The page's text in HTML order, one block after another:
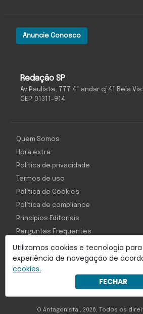
Utilizamos cookies e tecnologia
experiência de navegação de
cookies.
FECHAR
Redação SP
Av Paulista, 777 4º andar cj 41 Bela
CEP: 01311-914
Anuncie Conosco
Com inteligência e tecnologia:
Object1ve - Marketing Solution
Quem Somos
Hora extra
Política de privacidade
Termos de uso
Política de Cookies
Política de compliance
Princípios Editoriais
Perguntas Frequentes
O Antagonista , 2026, Todos os